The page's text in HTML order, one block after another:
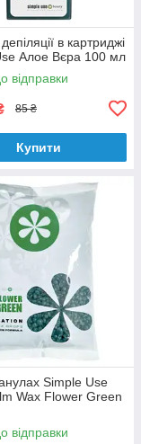
в картриджі
Алое Вєра 100 мл
відправки
85 ₴
Купити
Simple Use
Wax Flower Green
відправки